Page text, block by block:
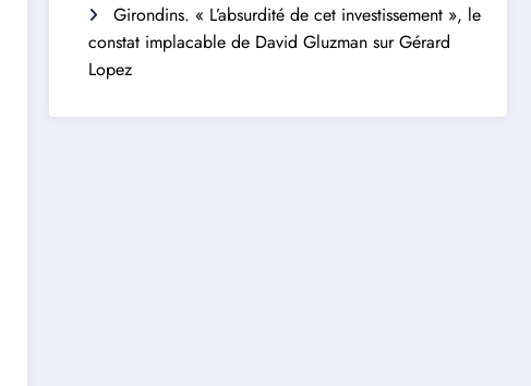
Girondins. « L’absurdité de cet investissement », le
constat implacable de David Gluzman sur Gérard
Lopez